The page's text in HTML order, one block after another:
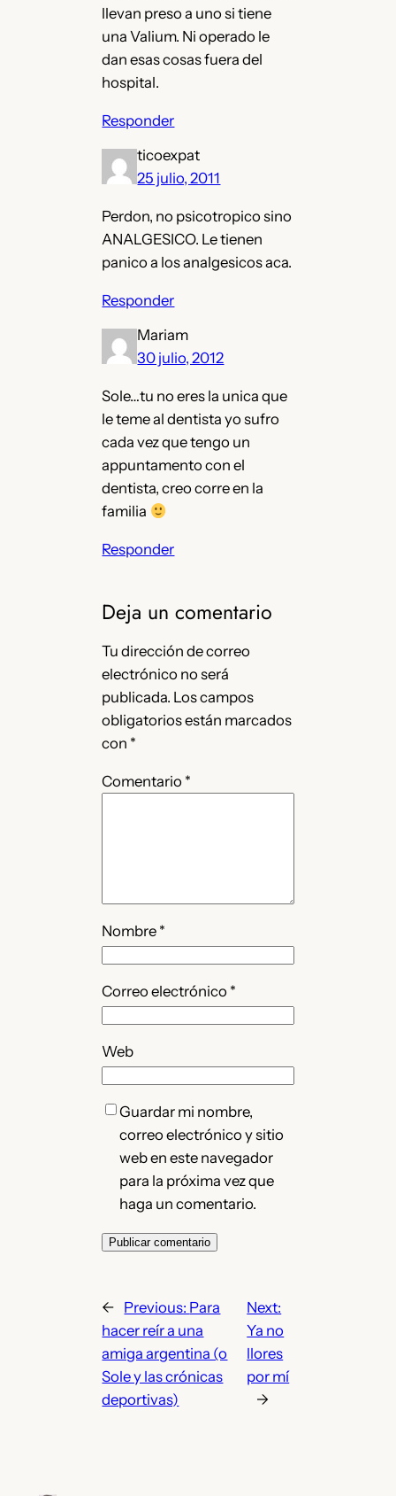
llevan preso a uno si tiene
una Valium. Ni operado le
dan esas cosas fuera del
hospital.
Responder
ticoexpat
25 julio, 2011
Perdon, no psicotropico sino
ANALGESICO. Le tienen
panico a los analgesicos aca.
Responder
Mariam
30 julio, 2012
Sole…tu no eres la unica que
le teme al dentista yo sufro
cada vez que tengo un
appuntamento con el
dentista, creo corre en la
familia
Responder
Deja un comentario
Tu dirección de correo
electrónico no será
publicada. Los campos
obligatorios están marcados
con *
Comentario *
Nombre *
Correo electrónico *
Web
Guardar mi nombre,
correo electrónico y sitio
web en este navegador
para la próxima vez que
haga un comentario.
← Previous: Para
hacer reír a una
amiga argentina (o
Sole y las crónicas
deportivas)
Next:
Ya no
llores
por mí
→